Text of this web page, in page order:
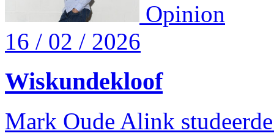
Opinion
16 / 02 / 2026
Wiskundekloof
Mark Oude Alink